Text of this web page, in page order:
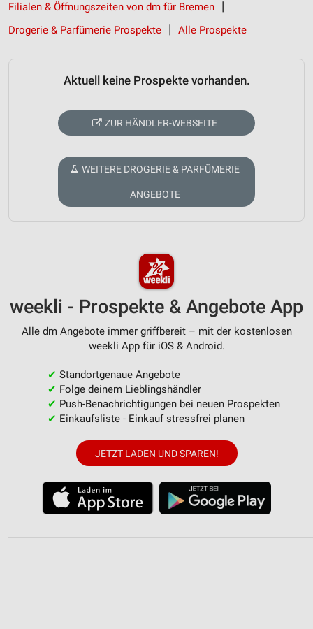
Filialen & Öffnungszeiten von dm für Bremen
Drogerie & Parfümerie Prospekte
Alle Prospekte
Aktuell keine Prospekte vorhanden.
ZUR HÄNDLER-WEBSEITE
WEITERE DROGERIE & PARFÜMERIE
ANGEBOTE
weekli - Prospekte & Angebote App
Alle dm Angebote immer griffbereit – mit der kostenlosen
weekli App für iOS & Android.
✔ Standortgenaue Angebote
✔ Folge deinem Lieblingshändler
✔ Push-Benachrichtigungen bei neuen Prospekten
✔ Einkaufsliste - Einkauf stressfrei planen
JETZT LADEN UND SPAREN!